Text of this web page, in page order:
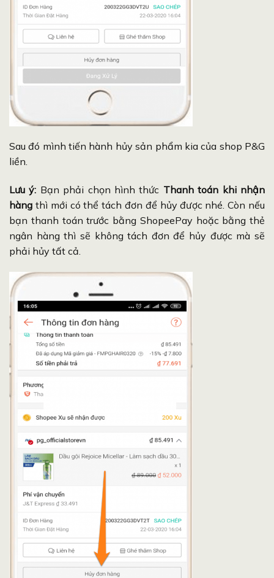
Sau đó mình tiến hành hủy sản phẩm kia của shop P&G
liền.
Lưu ý: Bạn phải chọn hình thức Thanh toán khi nhận
hàng thì mới có thể tách đơn để hủy được nhé. Còn nếu
bạn thanh toán trước bằng ShopeePay hoặc bằng thẻ
ngân hàng thì sẽ không tách đơn để hủy được mà sẽ
phải hủy tất cả.